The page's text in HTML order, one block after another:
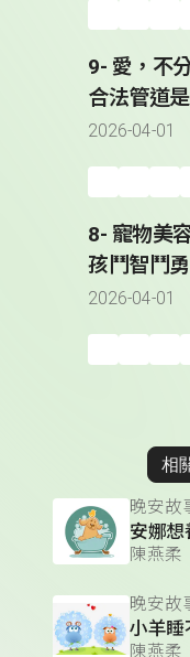
9- 愛，不
合法管道
2026-04-01
8- 寵物美
孩鬥智鬥
2026-04-01
相
晚安故
安娜想
陳燕柔
晚安故
小羊睡
陳燕柔